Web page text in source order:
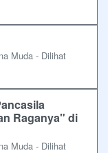
Muda - Dilihat
Raganya" di
Muda - Dilihat